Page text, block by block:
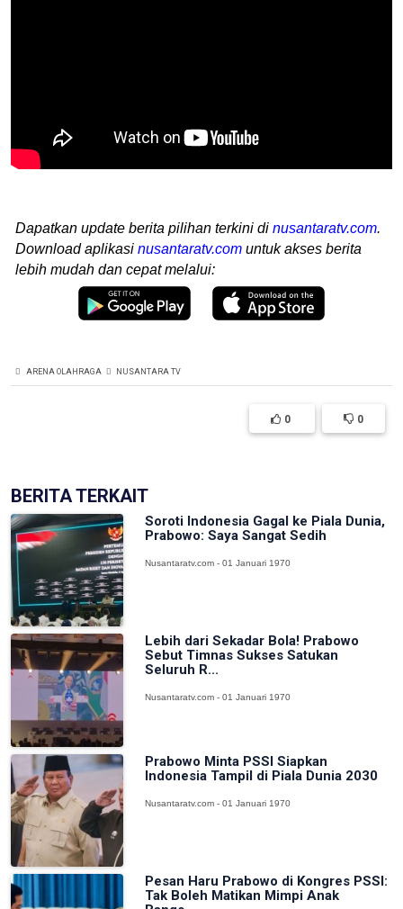
Dapatkan update berita pilihan terkini di nusantaratv.com.
Download aplikasi nusantaratv.com untuk akses berita
lebih mudah dan cepat melalui:
ARENA OLAHRAGA NUSANTARA TV
0 0
BERITA TERKAIT
Soroti Indonesia Gagal ke Piala Dunia,
Prabowo: Saya Sangat Sedih
Nusantaratv.com - 01 Januari 1970
Lebih dari Sekadar Bola! Prabowo
Sebut Timnas Sukses Satukan
Seluruh R...
Nusantaratv.com - 01 Januari 1970
Prabowo Minta PSSI Siapkan
Indonesia Tampil di Piala Dunia 2030
Nusantaratv.com - 01 Januari 1970
Pesan Haru Prabowo di Kongres PSSI:
Tak Boleh Matikan Mimpi Anak